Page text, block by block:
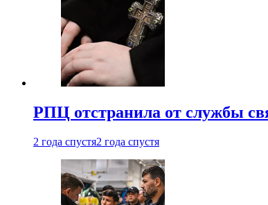
РПЦ отстранила от службы
2 года спустя2 года спустя